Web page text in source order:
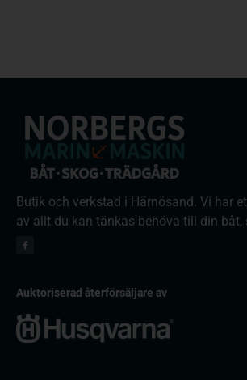
Butik och verkstad i Härnösand. Vi har
av allt du kan tänkas behöva till din båt,
Auktoriserad återförsäljare av